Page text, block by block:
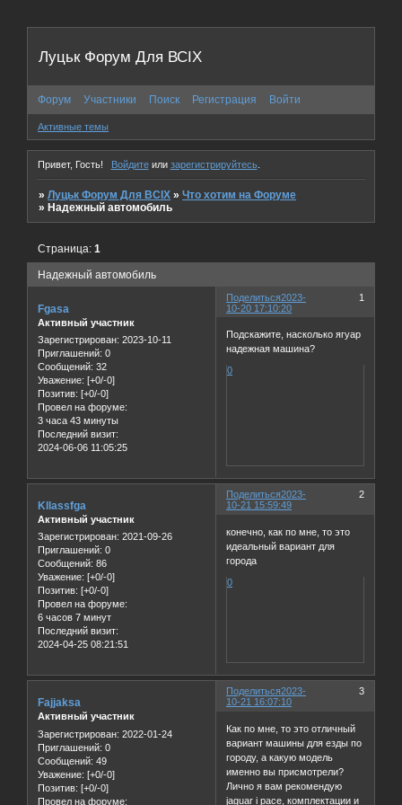
Луцьк Форум Для ВСІХ
Форум Участники Поиск Регистрация Войти
Активные темы
Привет, Гость! Войдитеили зарегистрируйтесь.
»Луцьк Форум Для ВСІХ »Что хотим на Форуме
»Надежный автомобиль
Надежный автомобиль
Страница:1
Поделиться 1
2023-
10-20 17:10:20
Fgasa
Активный участник
Зарегистрирован: 2023-10-11
Приглашений: 0
Сообщений: 32
Уважение: [+0/-0]
Позитив: [+0/-0]
Провел на форуме:
3 часа 43 минуты
Последний визит:
2024-06-06 11:05:25
Подскажите, насколько ягуар
надежная машина?
0
Поделиться 2
2023-
10-21 15:59:49
Kllassfga
Активный участник
Зарегистрирован: 2021-09-26
Приглашений: 0
Сообщений: 86
Уважение: [+0/-0]
Позитив: [+0/-0]
Провел на форуме:
6 часов 7 минут
Последний визит:
2024-04-25 08:21:51
конечно, как по мне, то это
идеальный вариант для
города
0
Поделиться 3
2023-
10-21 16:07:10
Fajjaksa
Активный участник
Зарегистрирован: 2022-01-24
Приглашений: 0
Сообщений: 49
Уважение: [+0/-0]
Позитив: [+0/-0]
Провел на форуме:
Как по мне, то это отличный
вариант машины для езды по
городу, а какую модель
именно вы присмотрели?
Лично я вам рекомендую
jaguar i pace, комплектации и